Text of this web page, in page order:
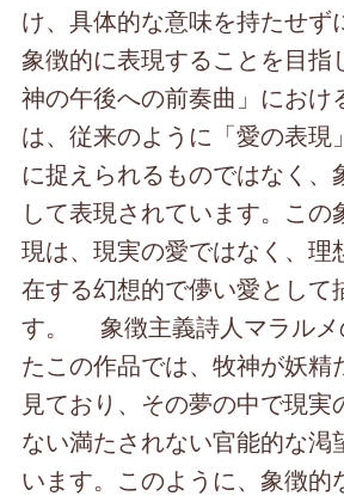
け、具体的な意味を持たせず
象徴的に表現することを目指
神の午後への前奏曲」におけ
は、従来のように「愛の表現
に捉えられるものではなく、
して表現されています。この
現は、現実の愛ではなく、理
在する幻想的で儚い愛として
す。 象徴主義詩人マラルメ
たこの作品では、牧神が妖精
見ており、その夢の中で現実
ない満たされない官能的な渇
います。このように、象徴的